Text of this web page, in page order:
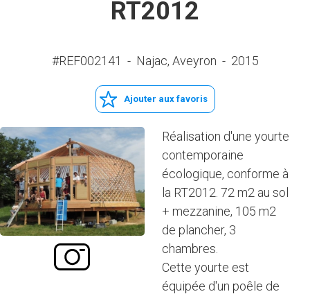
RT2012
#REF002141 - Najac, Aveyron - 2015
Ajouter aux favoris
Réalisation d'une yourte
contemporaine
écologique, conforme à
la RT2012. 72 m2 au sol
+ mezzanine, 105 m2
de plancher, 3
chambres.
Cette yourte est
équipée d'un poêle de